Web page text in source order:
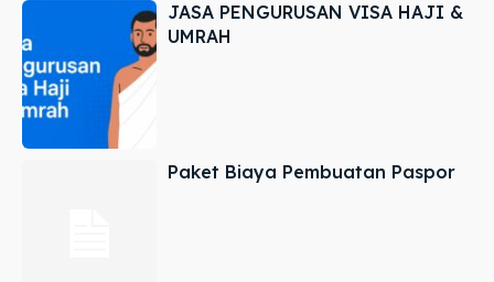
JASA PENGURUSAN VISA HAJI &
UMRAH
Paket Biaya Pembuatan Paspor